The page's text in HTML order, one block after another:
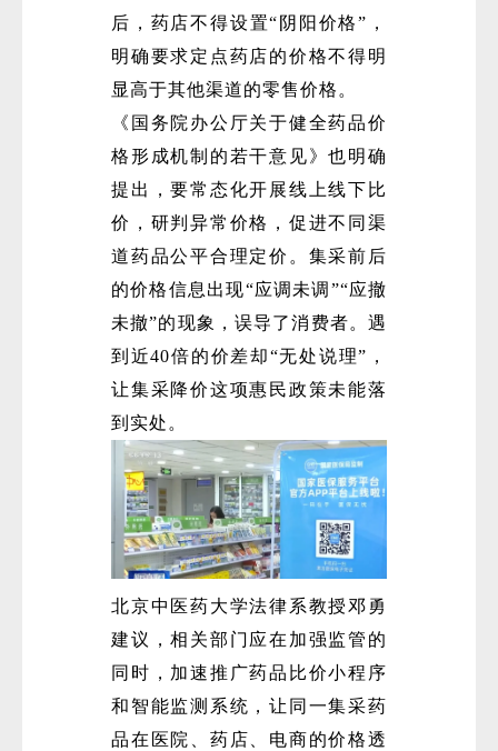
后，药店不得设置“阴阳价格”，
明确要求定点药店的价格不得明
显高于其他渠道的零售价格。
《国务院办公厅关于健全药品价
格形成机制的若干意见》也明确
提出，要常态化开展线上线下比
价，研判异常价格，促进不同渠
道药品公平合理定价。集采前后
的价格信息出现“应调未调”“应撤
未撤”的现象，误导了消费者。遇
到近40倍的价差却“无处说理”，
让集采降价这项惠民政策未能落
到实处。
北京中医药大学法律系教授邓勇
建议，相关部门应在加强监管的
同时，加速推广药品比价小程序
和智能监测系统，让同一集采药
品在医院、药店、电商的价格透